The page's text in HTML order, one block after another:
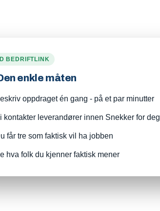
BEDRIFTLINK
enkle måten
oppdraget én gang - på et par minutter
kontakter leverandører innen Snekker for deg
får tre som faktisk vil ha jobben
hva folk du kjenner faktisk mener